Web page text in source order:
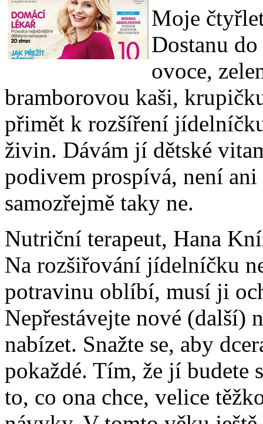
Moje
Dostanu
ovoce,
bramborovou kaši,
přimět k rozšíření
živin. Dávám jí dětské
podivem prospívá, není
samozřejmě taky ne.
Nutriční terapeut, Hana
Na rozšiřování jídelníčku
potravinu oblíbí, musí ji
Nepřestávejte nové (další)
nabízet. Snažte se, aby
pokaždé. Tím, že jí budete
to, co ona chce, velice